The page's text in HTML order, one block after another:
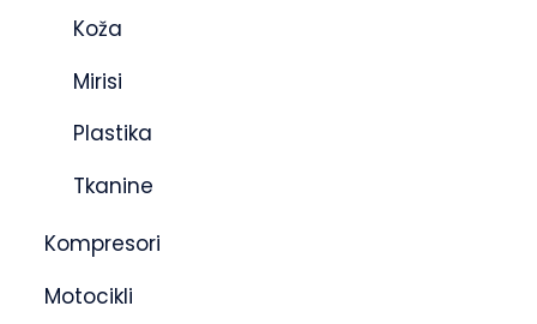
Koža
Mirisi
Plastika
Tkanine
Kompresori
Motocikli